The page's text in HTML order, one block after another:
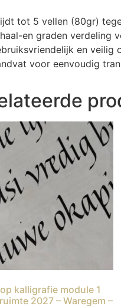
tot 5 vellen (80gr)
en graden verdeling
en veilig
voor eenvoudig
kalligrafie module 1
2027 – Waregem –